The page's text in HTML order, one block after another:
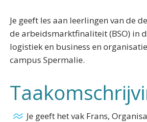
Je geeft les aan leerlingen van de
de arbeidsmarktfinaliteit (BSO) in
logistiek en business en
campus Spermalie.
Je geeft het vak Frans,